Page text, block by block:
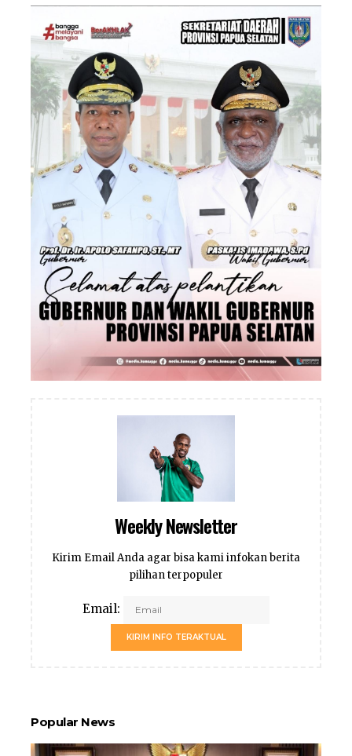
Weekly Newsletter
Kirim Email Anda agar bisa kami infokan berita
pilihan terpopuler
Email:
KIRIM INFO TERAKTUAL
Popular News